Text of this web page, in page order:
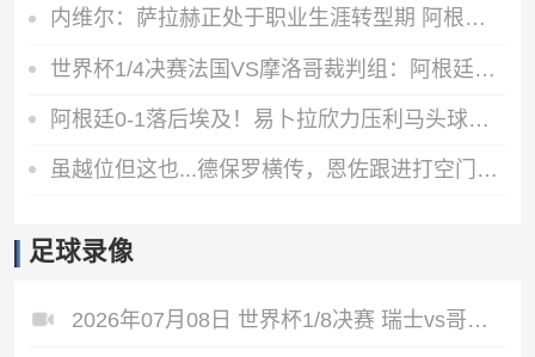
内维尔：萨拉赫正处于职业生涯转型期 阿根廷有良好的化学反应
世界杯1/4决赛法国VS摩洛哥裁判组：阿根廷裁判法昆多·特略主哨
阿根廷0-1落后埃及！易卜拉欣力压利马头球破门，阿提亚助攻
虽越位但这也...德保罗横传，恩佐跟进打空门直接偏出
足球录像
2026年07月08日 世界杯1/8决赛 瑞士vs哥伦比亚 全场录像